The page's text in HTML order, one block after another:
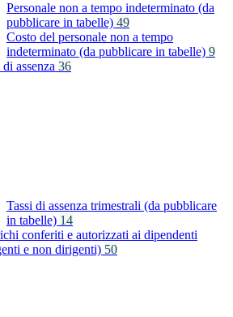
Personale non a tempo indeterminato (da
pubblicare in tabelle) 49
Costo del personale non a tempo
indeterminato (da pubblicare in tabelle) 9
di assenza 36
Tassi di assenza trimestrali (da pubblicare
in tabelle) 14
conferiti e autorizzati ai dipendenti
e non dirigenti) 50